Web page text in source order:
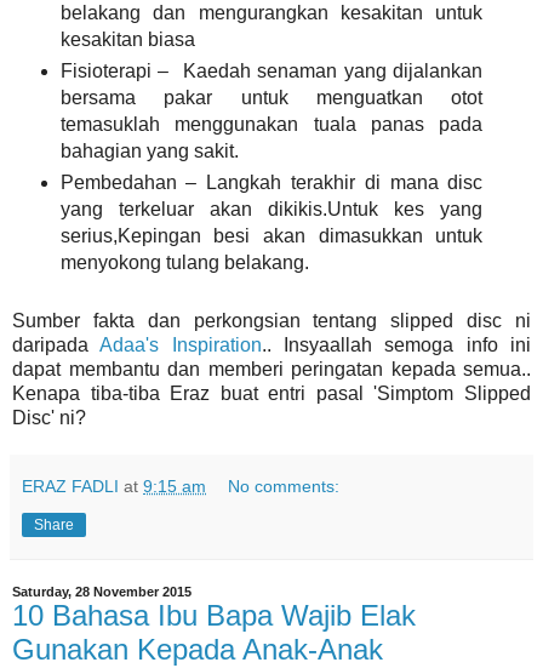
belakang dan mengurangkan kesakitan untuk
kesakitan biasa
Fisioterapi – Kaedah senaman yang dijalankan
bersama pakar untuk menguatkan otot
temasuklah menggunakan tuala panas pada
bahagian yang sakit.
Pembedahan – Langkah terakhir di mana disc
yang terkeluar akan dikikis.Untuk kes yang
serius,Kepingan besi akan dimasukkan untuk
menyokong tulang belakang.
Sumber fakta dan perkongsian tentang slipped disc ni
daripadaAdaa's Inspiration.. Insyaallah semoga info ini
dapat membantu dan memberi peringatan kepada semua..
Kenapa tiba-tiba Eraz buat entri pasal 'Simptom Slipped
Disc' ni?
ERAZ FADLI at 9:15 am No comments:
Share
Saturday, 28 November 2015
10 Bahasa Ibu Bapa Wajib Elak
Gunakan Kepada Anak-Anak